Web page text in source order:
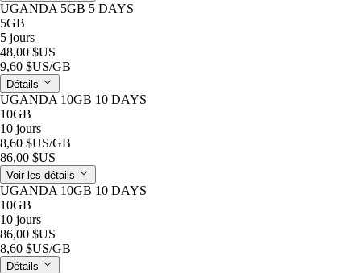
UGANDA 5GB 5 DAYS
5GB
5 jours
48,00 $US
9,60 $US/GB
Détails
UGANDA 10GB 10 DAYS
10GB
10 jours
8,60 $US/GB
86,00 $US
Voir les détails
UGANDA 10GB 10 DAYS
10GB
10 jours
86,00 $US
8,60 $US/GB
Détails